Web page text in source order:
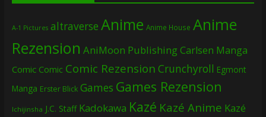
A-1 Pictures altraverse Anime Anime House Anime
Rezension AniMoon PublishingCarlsen Manga
Comic Comic Comic Rezension Crunchyroll Egmont
Manga Erster Blick Games Games Rezension
Ichijinsha J.C. Staff Kadokawa Kazé Kazé Anime Kazé